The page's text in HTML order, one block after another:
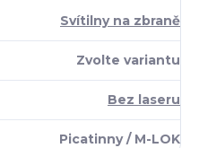
Svítilny na zbraně
Zvolte variantu
Bez laseru
Picatinny / M-LOK